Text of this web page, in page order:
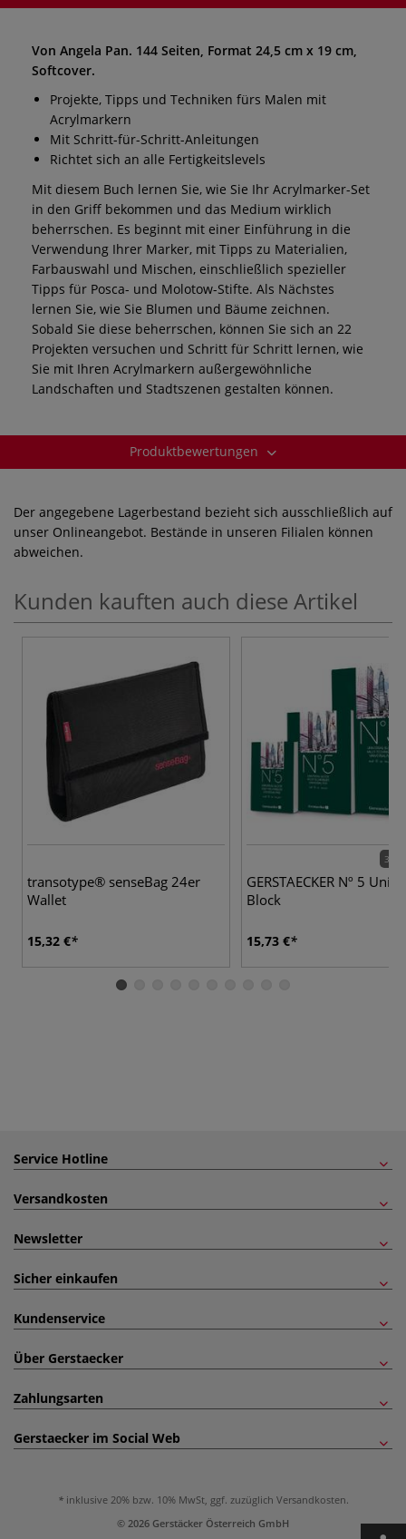
Von Angela Pan. 144 Seiten, Format 24,5 cm x 19 cm,
Softcover.
Projekte, Tipps und Techniken fürs Malen mit
Acrylmarkern
Mit Schritt-für-Schritt-Anleitungen
Richtet sich an alle Fertigkeitslevels
Mit diesem Buch lernen Sie, wie Sie Ihr Acrylmarker-Set
in den Griff bekommen und das Medium wirklich
beherrschen. Es beginnt mit einer Einführung in die
Verwendung Ihrer Marker, mit Tipps zu Materialien,
Farbauswahl und Mischen, einschließlich spezieller
Tipps für Posca- und Molotow-Stifte. Als Nächstes
lernen Sie, wie Sie Blumen und Bäume zeichnen.
Sobald Sie diese beherrschen, können Sie sich an 22
Projekten versuchen und Schritt für Schritt lernen, wie
Sie mit Ihren Acrylmarkern außergewöhnliche
Landschaften und Stadtszenen gestalten können.
Produktbewertungen
Der angegebene Lagerbestand bezieht sich ausschließlich auf
unser Onlineangebot. Bestände in unseren Filialen können
abweichen.
Kunden kauften auch diese Artikel
transotype® senseBag 24er
Wallet
15,32 €
3
GERSTAECKER Nº 5
Block
15,73 €
Service Hotline
Versandkosten
Newsletter
Sicher einkaufen
Kundenservice
Über Gerstaecker
Zahlungsarten
Gerstaecker im Social Web
inklusive 20% bzw. 10% MwSt, ggf. zuzüglich Versandkosten.
© 2026 Gerstäcker Österreich GmbH